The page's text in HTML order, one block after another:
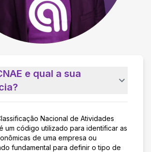
e qual a sua
Nacional de Atividades
um código utilizado para identificar as
de uma empresa ou
fundamental para definir o tipo de